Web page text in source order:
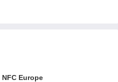
NFC Europe